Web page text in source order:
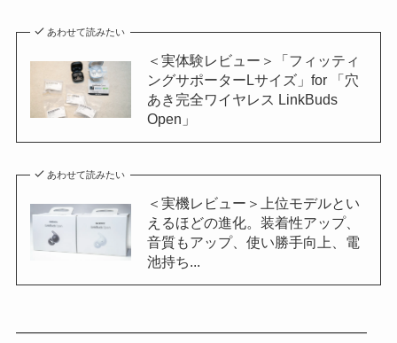
あわせて読みたい
＜実体験レビュー＞「フィッティ
ングサポーターLサイズ」for 「穴
あき完全ワイヤレス LinkBuds
Open」
あわせて読みたい
＜実機レビュー＞上位モデルとい
えるほどの進化。装着性アップ、
音質もアップ、使い勝手向上、電
池持ち...
——————————————————————